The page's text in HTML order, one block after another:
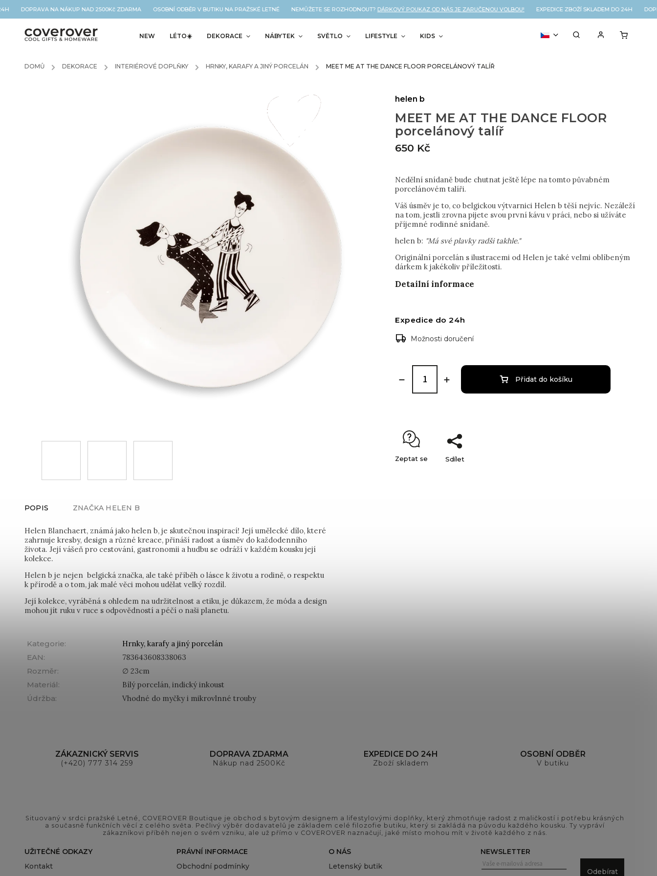
DOPRAVA NA NÁKUP NAD 2500Kč ZDARMA OSOBNÍ ODBĚR V BUTIKU NA PRAŽSKÉ LETNÉ NEMŮŽETE SE ROZHODNOUT?DÁRKOVÝ POUKAZ OD NÁS JE ZARUČENOU VOLBOU! EXPEDICE ZBOŽÍ SKLADEM DO 24H
NEW LÉTO☀️ DEKORACE NÁBYTEK SVĚTLO LIFESTYLE KIDS
DOMŮ / DEKORACE / INTERIÉROVÉ DOPLŇKY / HRNKY, KARAFY A JINÝ PORCELÁN / MEET ME AT THE DANCE FLOOR PORCELÁNOVÝ TALÍŘ
MEET ME AT THE DANCE FLOOR
porcelánový talíř
650 Kč
Nedělní snídaně bude chutnat ještě lépe na tomto půvabném
porcelánovém talíři.
Váš úsměv je to, co belgickou výtvarnici Helen b těší nejvíc. Nezáleží
na tom, jestli zrovna pijete svou první kávu v práci, nebo si užíváte
příjemné rodinné snídaně.
helen b: "Má své plavky radši takhle."
Originální porcelán s ilustracemi od Helen je také velmi oblíbeným
dárkem k jakékoliv příležitosti.
Detailní informace
helen b
Expedice do 24h
Možnosti doručení
Přidat do košíku
Zeptat se Sdílet
POPIS ZNAČKA HELEN B
Helen Blanchaert, známá jako helen b, je skutečnou inspirací! Její umělecké dílo, které
zahrnuje kresby, design a různé kreace, přináší radost a úsměv do každodenního
života. Její vášeň pro cestování, gastronomii a hudbu se odráží v každém kousku její
kolekce.
Helen b je nejen belgická značka, ale také příběh o lásce k životu a rodině, o respektu
k přírodě a o tom, jak malé věci mohou udělat velký rozdíl.
Její kolekce, vyráběná s ohledem na udržitelnost a etiku, je důkazem, že móda a design
mohou jít ruku v ruce s odpovědností a péčí o naši planetu.
Kategorie:
Hrnky, karafy a jiný porcelán
EAN:
783643608338063
Rozměr:
∅ 23cm
Materiál:
Bílý porcelán, indický inkoust
Údržba: Vhodné do myčky i mikrovlnné trouby
ZÁKAZNICKÝ SERVIS
(+420) 777 314 259
DOPRAVA ZDARMA
Nákup nad 2500Kč
EXPEDICE DO 24H
Zboží skladem
OSOBNÍ ODBĚR
V butiku
Situovaný v srdci pražské Letné, COVEROVER Boutique je obchod s bytovým designem a lifestylovými doplňky, který zhmotňuje radost z maličkostí i potřebu krásných
a současně funkčních věcí z celého světa. Pečlivý výběr dodavatelů je základem celé filozofie butiku, který si zakládá na původu každého kousku. Ty vypráví
zákazníkovi příběh nejen o svém vzniku, ale už přímo v COVEROVER naznačují, jaké místo mohou mít v životě každého z nás.
UŽITEČNÉ ODKAZY
Kontakt
PRÁVNÍ INFORMACE
Obchodní podmínky
O NÁS
Letenský butik
NEWSLETTER
Odebírat